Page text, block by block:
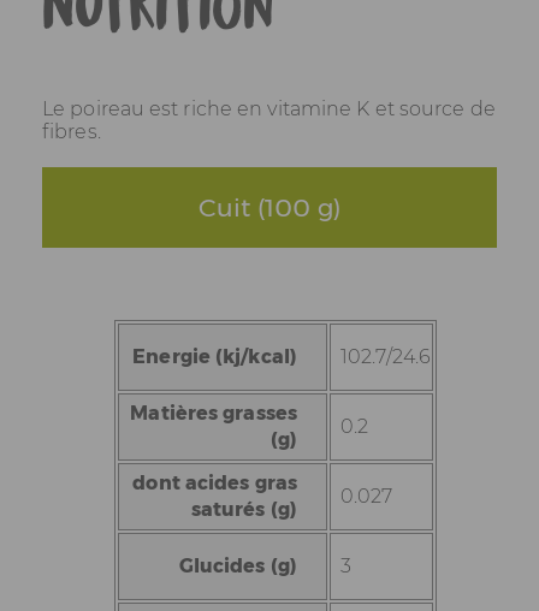
Le poireau est riche en vitamine K et source de
fibres.
Cuit (100 g)
Energie (kj/kcal) 102.7/24.6
Matières grasses
(g)
0.2
dont acides gras
saturés (g)
0.027
Glucides (g) 3